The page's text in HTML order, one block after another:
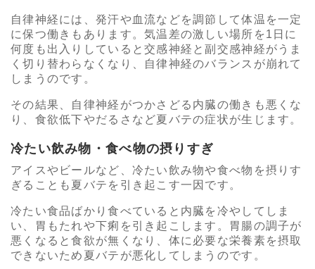
自律神経には、発汗や血流などを調節して体温を一定
に保つ働きもあります。気温差の激しい場所を1日に
何度も出入りしていると交感神経と副交感神経がうま
く切り替わらなくなり、自律神経のバランスが崩れて
しまうのです。
その結果、自律神経がつかさどる内臓の働きも悪くな
り、食欲低下やだるさなど夏バテの症状が生じます。
冷たい飲み物・食べ物の摂りすぎ
アイスやビールなど、冷たい飲み物や食べ物を摂りす
ぎることも夏バテを引き起こす一因です。
冷たい食品ばかり食べていると内臓を冷やしてしま
い、胃もたれや下痢を引き起こします。胃腸の調子が
悪くなると食欲が無くなり、体に必要な栄養素を摂取
できないため夏バテが悪化してしまうのです。